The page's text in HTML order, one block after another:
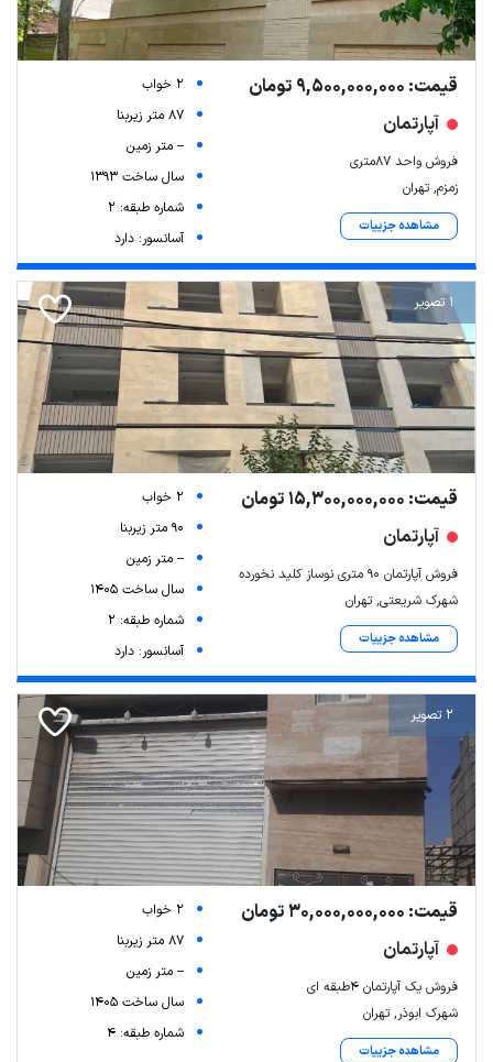
قیمت: 9,500,000,000 تومان
آپارتمان
فروش واحد 87متری
زمزم, تهران
مشاهده جزییات
2 خواب
87 متر زیربنا
-- متر زمین
سال ساخت 1393
شماره طبقه: 2
آسانسور: دارد
1 تصویر
قیمت: 15,300,000,000 تومان
آپارتمان
فروش آپارتمان ۹۰ متری نوساز کلید نخورده
شهرک شریعتی, تهران
مشاهده جزییات
2 خواب
90 متر زیربنا
-- متر زمین
سال ساخت 1405
شماره طبقه: 2
آسانسور: دارد
2 تصویر
قیمت: 30,000,000,000 تومان
آپارتمان
فروش یک آپارتمان ۴طبقه ای
شهرک ابوذر, تهران
مشاهده جزییات
2 خواب
87 متر زیربنا
-- متر زمین
سال ساخت 1405
شماره طبقه: 4